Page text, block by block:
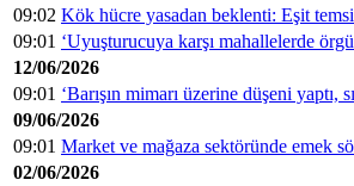
09:02 Kök hücre yasadan beklenti: Eşit
09:01 ‘Uyuşturucuya karşı mahallelerde
12/06/2026
09:01 ‘Barışın mimarı üzerine düşeni yaptı,
09/06/2026
09:01 Market ve mağaza sektöründe emek
02/06/2026